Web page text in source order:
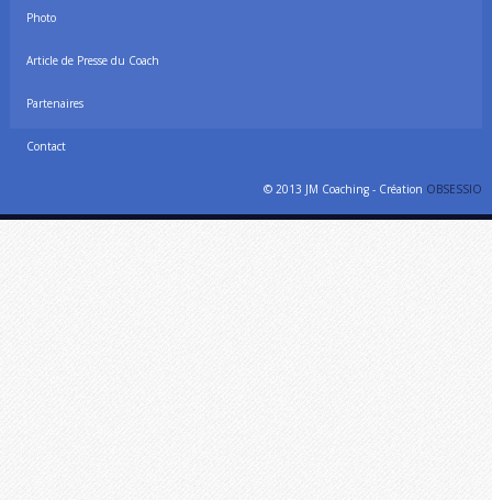
Photo
Article de Presse du Coach
Partenaires
Contact
© 2013 JM Coaching - Création OBSESSIO